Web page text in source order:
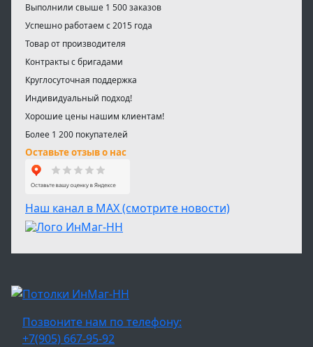
Выполнили свыше 1 500 заказов
Успешно работаем с 2015 года
Товар от производителя
Контракты с бригадами
Круглосуточная поддержка
Индивидуальный подход!
Хорошие цены нашим клиентам!
Более 1 200 покупателей
Оставьте отзыв о нас
Наш канал в МАХ (смотрите новости)
Позвоните нам по телефону:
+7(905) 667-95-92